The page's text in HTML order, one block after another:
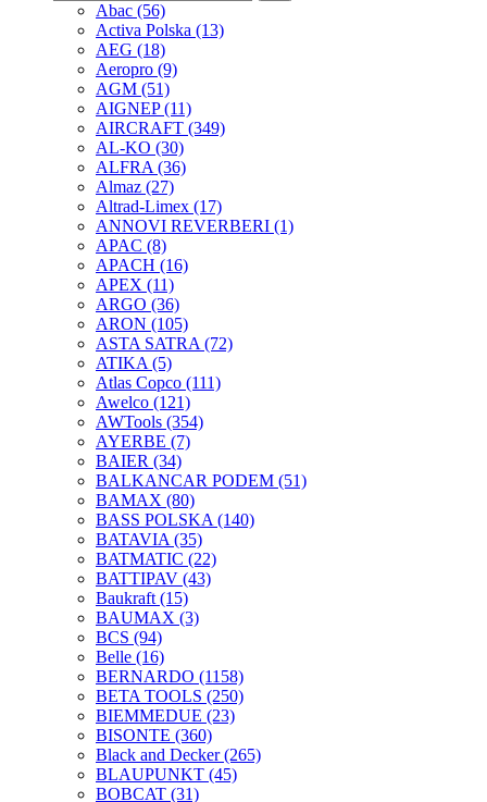
Abac (56)
Activa Polska (13)
AEG (18)
Aeropro (9)
AGM (51)
AIGNEP(11)
AIRCRAFT (349)
AL-KO (30)
ALFRA (36)
Almaz (27)
Altrad-Limex (17)
ANNOVI REVERBERI (1)
APAC (8)
APACH (16)
APEX (11)
ARGO (36)
ARON (105)
ASTA SATRA (72)
ATIKA (5)
Atlas Copco (111)
Awelco (121)
AWTools (354)
AYERBE (7)
BAIER (34)
BALKANCAR PODEM (51)
BAMAX (80)
BASS POLSKA (140)
BATAVIA (35)
BATMATIC (22)
BATTIPAV (43)
Baukraft (15)
BAUMAX (3)
BCS (94)
Belle (16)
BERNARDO (1158)
BETA TOOLS (250)
BIEMMEDUE (23)
BISONTE (360)
Black and Decker(265)
BLAUPUNKT (45)
BOBCAT (31)